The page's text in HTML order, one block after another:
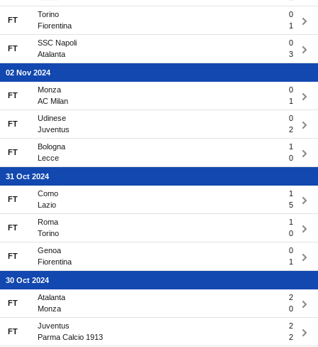
FT
Torino
0
Fiorentina
1
FT
SSC Napoli
0
Atalanta
3
02 Nov 2024
FT
Monza
0
AC Milan
1
FT
Udinese
0
Juventus
2
FT
Bologna
1
Lecce
0
31 Oct 2024
FT
Como
1
Lazio
5
FT
Roma
1
Torino
0
FT
Genoa
0
Fiorentina
1
30 Oct 2024
FT
Atalanta
2
Monza
0
FT
Juventus
2
Parma Calcio 1913
2